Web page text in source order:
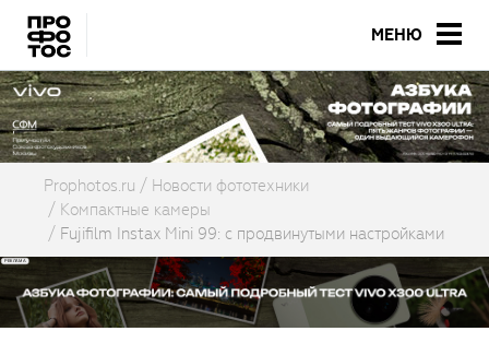
МЕНЮ
Prophotos.ru
Новости фототехники
Компактные камеры
Fujifilm Instax Mini 99: с продвинутыми настройками